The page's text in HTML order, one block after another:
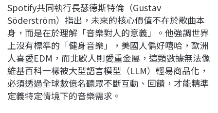
Spotify共同執行長瑟德斯特倫（Gustav
Söderström）指出，未來的核心價值不在於歌曲本
身，而是在於理解「音樂對人的意義」。他強調世界
上沒有標準的「健身音樂」，美國人偏好嘻哈，歐洲
人喜愛EDM，而北歐人則愛重金屬，這類數據無法像
維基百科一樣被大型語言模型（LLM）輕易商品化，
必須透過全球數億名聽眾不斷互動、回饋，才能精準
定義特定情境下的音樂需求。